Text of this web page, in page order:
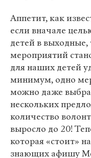
Аппетит, как
если вначале
детей в выходные,
мероприятий
для наших детей
минимум, одно
можно даже
нескольких
количество
выросло до 20!
которая «стоит»
знающих афишу